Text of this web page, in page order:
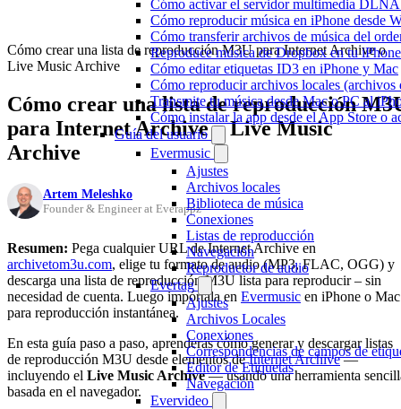
Cómo activar el servidor multimedia
Cómo reproducir música en iPhone desde
Cómo transferir archivos de música del
Reproduce música de Dropbox en tu
Cómo editar etiquetas ID3 en iPhone y Mac
Cómo reproducir archivos locales (archivos
Transmite tu música desde Mac o PC al
Cómo instalar la app desde el App Store o
Guía del usuario
Evermusic
Ajustes
Archivos locales
Biblioteca de música
Conexiones
Listas de reproducción
Navegación
Reproductor de audio
Evertag
Ajustes
Archivos Locales
Conexiones
Correspondencias de campos de
Editor de Etiquetas
Navegación
Evervideo
Cómo crear una lista de reproducción M3U para Internet Archive o
Live Music Archive
Cómo crear una lista de reproducción
para Internet Archive o Live Music
Archive
Artem Meleshko
Founder & Engineer at Everappz
Resumen: Pega cualquier URL de Internet Archive en
archivetom3u.com, elige tu formato de audio (MP3, FLAC, OGG) y
descarga una lista de reproducción M3U lista para reproducir – sin
necesidad de cuenta. Luego impórtala en Evermusic en iPhone o Mac
para reproducción instantánea.
En esta guía paso a paso, aprenderás cómo generar y descargar listas
de reproducción M3U desde elementos deInternet Archive—
incluyendo el Live Music Archive— usando una herramienta
basada en el navegador.